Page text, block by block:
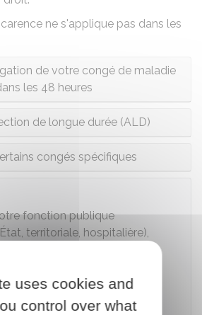
ne s'applique pas dans les
de votre congé de maladie
les 48 heures
de longue durée (ALD)
congés spécifiques
fonction publique
territoriale, hospitalière),
pendant 3 mois de
, puis la moitiéde votre
pendant 9 mois.
uses cookies and
control over what